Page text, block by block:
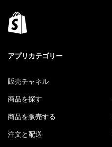
アプリカテゴリー
販売チャネル
商品を探す
商品を販売する
注文と配送